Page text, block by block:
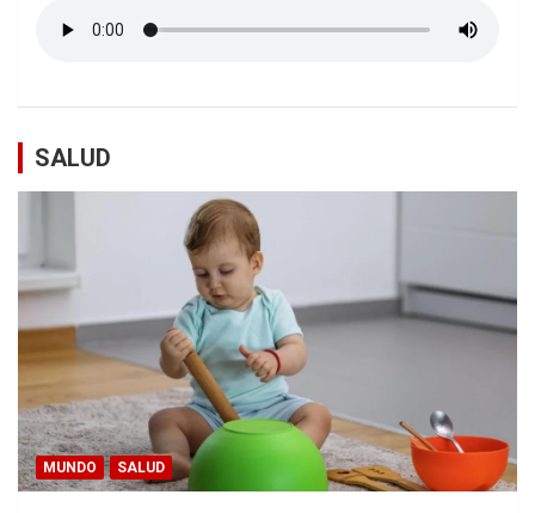
SALUD
MUNDO SALUD